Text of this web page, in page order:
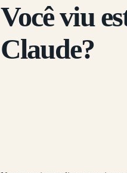
Você viu
Claude?